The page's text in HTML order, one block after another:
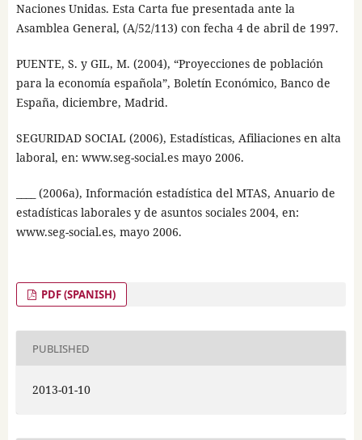
Naciones Unidas. Esta Carta fue presentada ante la
Asamblea General, (A/52/113) con fecha 4 de abril de 1997.
PUENTE, S. y GIL, M. (2004), “Proyecciones de población
para la economía española”, Boletín Económico, Banco de
España, diciembre, Madrid.
SEGURIDAD SOCIAL (2006), Estadísticas, Afiliaciones en alta
laboral, en: www.seg-social.es mayo 2006.
____ (2006a), Información estadística del MTAS, Anuario de
estadísticas laborales y de asuntos sociales 2004, en:
www.seg-social.es, mayo 2006.
PDF (SPANISH)
PUBLISHED
2013-01-10